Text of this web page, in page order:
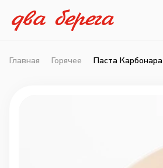
Главная Горячее Паста Карбонара